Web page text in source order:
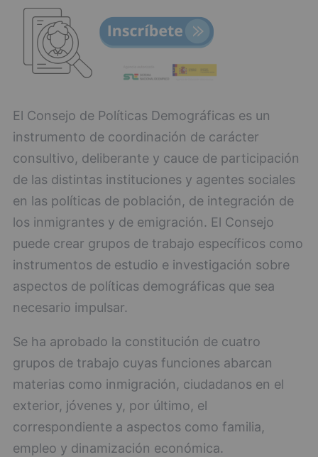
El Consejo de Políticas Demográficas es un
instrumento de coordinación de carácter
consultivo, deliberante y cauce de participación
de las distintas instituciones y agentes sociales
en las políticas de población, de integración de
los inmigrantes y de emigración. El Consejo
puede crear grupos de trabajo específicos como
instrumentos de estudio e investigación sobre
aspectos de políticas demográficas que sea
necesario impulsar.
Se ha aprobado la constitución de cuatro
grupos de trabajo cuyas funciones abarcan
materias como inmigración, ciudadanos en el
exterior, jóvenes y, por último, el
correspondiente a aspectos como familia,
empleo y dinamización económica.